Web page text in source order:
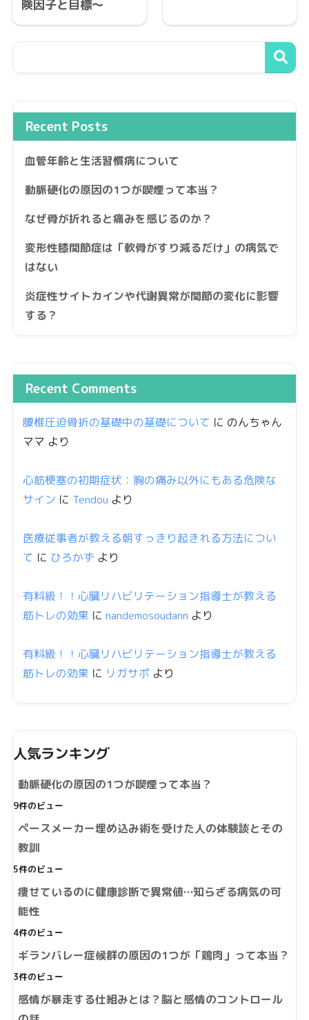
険因子と目標～
Recent Posts
血管年齢と生活習慣病について
動脈硬化の原因の1つが喫煙って本当？
なぜ骨が折れると痛みを感じるのか？
変形性膝関節症は「軟骨がすり減るだけ」の病気で
はない
炎症性サイトカインや代謝異常が関節の変化に影響
する？
Recent Comments
腰椎圧迫骨折の基礎中の基礎について に のんちゃん
ママ より
心筋梗塞の初期症状：胸の痛み以外にもある危険な
サイン に Tendou より
医療従事者が教える朝すっきり起きれる方法につい
て に ひろかず より
有料級！！心臓リハビリテーション指導士が教える
筋トレの効果 に nandemosoudann より
有料級！！心臓リハビリテーション指導士が教える
筋トレの効果 に リガサポ より
人気ランキング
動脈硬化の原因の1つが喫煙って本当？
9件のビュー
ペースメーカー埋め込み術を受けた人の体験談とその
教訓
5件のビュー
痩せているのに健康診断で異常値…知らざる病気の可
能性
4件のビュー
ギランバレー症候群の原因の1つが「鶏肉」って本当？
3件のビュー
感情が暴走する仕組みとは？脳と感情のコントロール